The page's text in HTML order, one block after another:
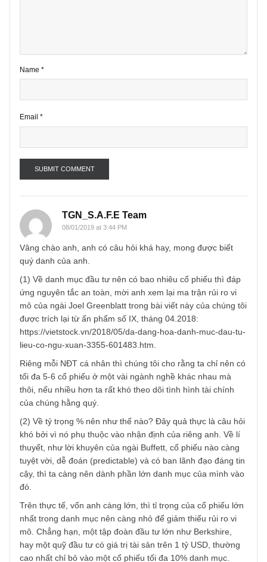
Name*
Email *
TGN_S.A.F.E Team
08/01/2019 at 3:44 PM
Vâng chào anh, anh có câu hỏi khá hay, mong được biết
quý danh của anh.
(1) Về danh mục đầu tư nên có bao nhiêu cổ phiếu thì
mô của ngài Joel Greenblatt trong bài viết này của chúng
được trích lại từ ấn phẩm số IX, tháng 04.2018:
https://vietstock.vn/2018/05/da-dang-hoa-danh-muc-dau-
lieu-co-ngu-xuan-3355-601483.htm.
Riêng mỗi NĐT cá nhân thì chúng tôi cho rằng ta chỉ nên
tối đa 5-6 cổ phiếu ở một vài ngành nghề khác nhau mà
thôi, nếu nhiều hơn ta rất khó theo dõi tình hình tài chính
của chúng hằng quý.
(2) Về tỷ trọng % nên như thế nào? Đây quả thực là câu